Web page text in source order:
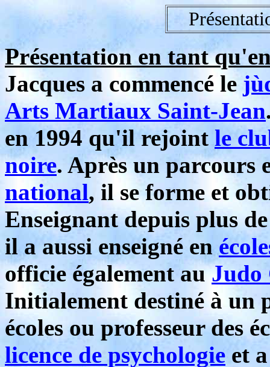
Présentation en tant
Jacques a commencé le
Arts Martiaux Saint-Jean
en 1994 qu'il rejoint le
noire. Après un parcours
national, il se forme et
Enseignant depuis plus
il a aussi enseigné en
officie également auJudo
Initialement destiné à un
écoles ou professeur des
licence de psychologie et